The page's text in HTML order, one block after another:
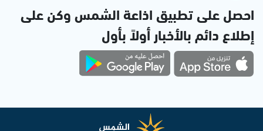
احصل على تطبيق اذاعة الشمس وكن على
إطلاع دائم بالأخبار أولاً بأول